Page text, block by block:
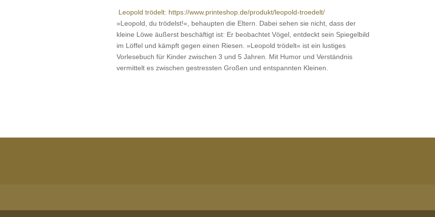
Leopold trödelt: https://www.printeshop.de/produkt/leopold-troedelt/
»Leopold, du trödelst!«, behaupten die Eltern. Dabei sehen sie nicht, dass der
kleine Löwe äußerst beschäftigt ist: Er beobachtet Vögel, entdeckt sein Spiegelbild
im Löffel und kämpft gegen einen Riesen. »Leopold trödelt« ist ein lustiges
Vorlesebuch für Kinder zwischen 3 und 5 Jahren. Mit Humor und Verständnis
vermittelt es zwischen gestressten Großen und entspannten Kleinen.